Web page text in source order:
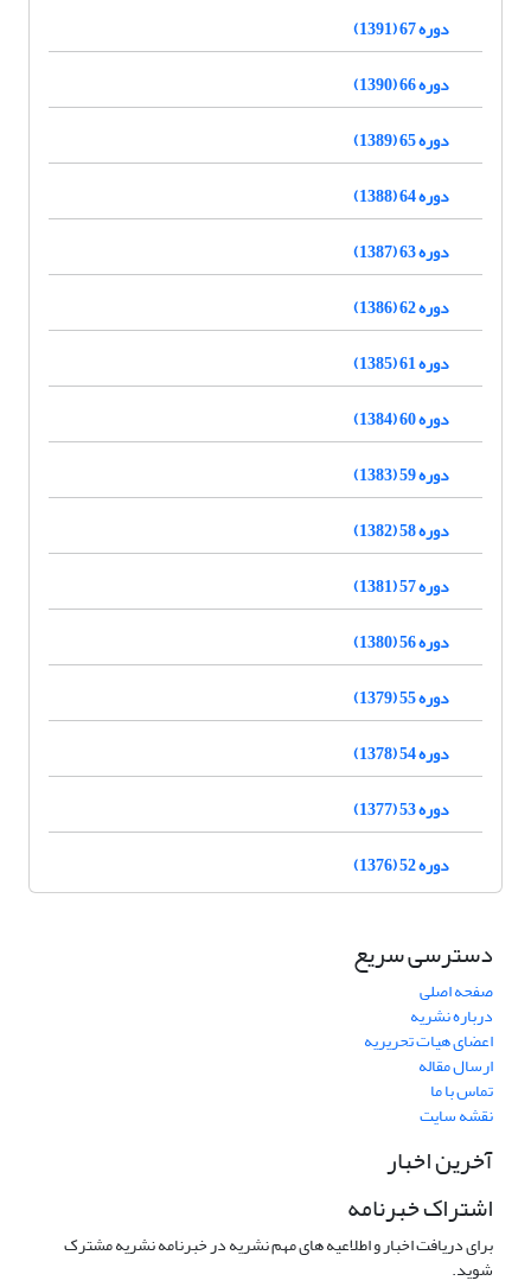
دوره 67 (1391)
دوره 66 (1390)
دوره 65 (1389)
دوره 64 (1388)
دوره 63 (1387)
دوره 62 (1386)
دوره 61 (1385)
دوره 60 (1384)
دوره 59 (1383)
دوره 58 (1382)
دوره 57 (1381)
دوره 56 (1380)
دوره 55 (1379)
دوره 54 (1378)
دوره 53 (1377)
دوره 52 (1376)
دسترسی سریع
صفحه اصلی
درباره نشریه
اعضای هیات تحریریه
ارسال مقاله
تماس با ما
نقشه سایت
آخرین اخبار
اشتراک خبرنامه
برای دریافت اخبار و اطلاعیه های مهم نشریه در خبرنامه نشریه مشترک
شوید.